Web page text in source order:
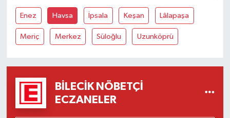
Enez Havsa İpsala Keşan Lâlapaşa
Meriç Merkez Süloğlu Uzunköprü
BILECIK NÖBETÇI
ECZANELER